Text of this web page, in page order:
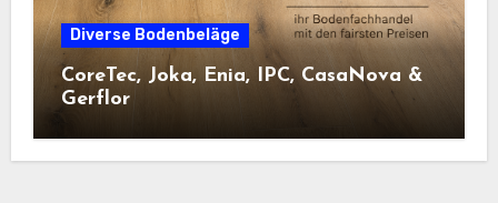
Diverse Bodenbeläge
CoreTec, Joka, Enia, IPC, CasaNova &
Gerflor